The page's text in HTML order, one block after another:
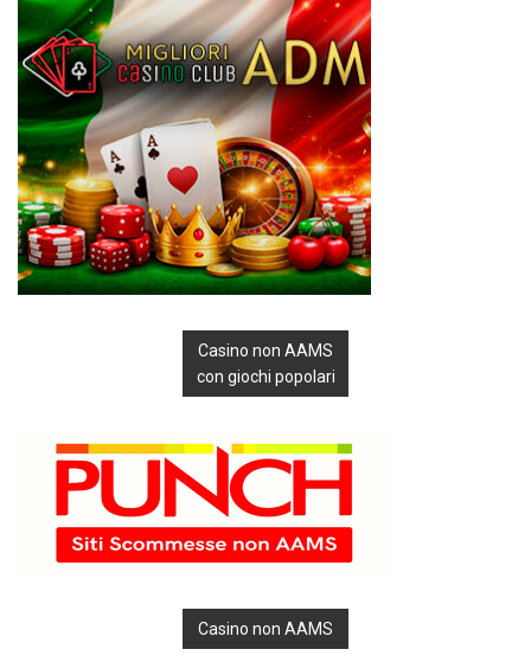
Casino non AAMS
con giochi popolari
Casino non AAMS